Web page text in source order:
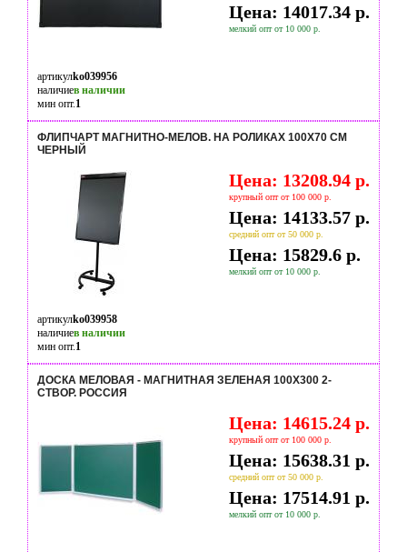
Цена: 14017.34 р.
мелкий опт от 10 000 р.
артикулko039956
наличиев наличии
мин опт.1
ФЛИПЧАРТ МАГНИТНО-МЕЛОВ. НА РОЛИКАХ 100X70 СМ
ЧЕРНЫЙ
Цена: 13208.94 р.
крупный опт от 100 000 р.
Цена: 14133.57 р.
средний опт от 50 000 р.
Цена: 15829.6 р.
мелкий опт от 10 000 р.
артикулko039958
наличиев наличии
мин опт.1
ДОСКА МЕЛОВАЯ - МАГНИТНАЯ ЗЕЛЕНАЯ 100Х300 2-
СТВОР. РОССИЯ
Цена: 14615.24 р.
крупный опт от 100 000 р.
Цена: 15638.31 р.
средний опт от 50 000 р.
Цена: 17514.91 р.
мелкий опт от 10 000 р.